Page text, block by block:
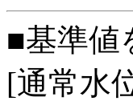
■基準値
[通常水